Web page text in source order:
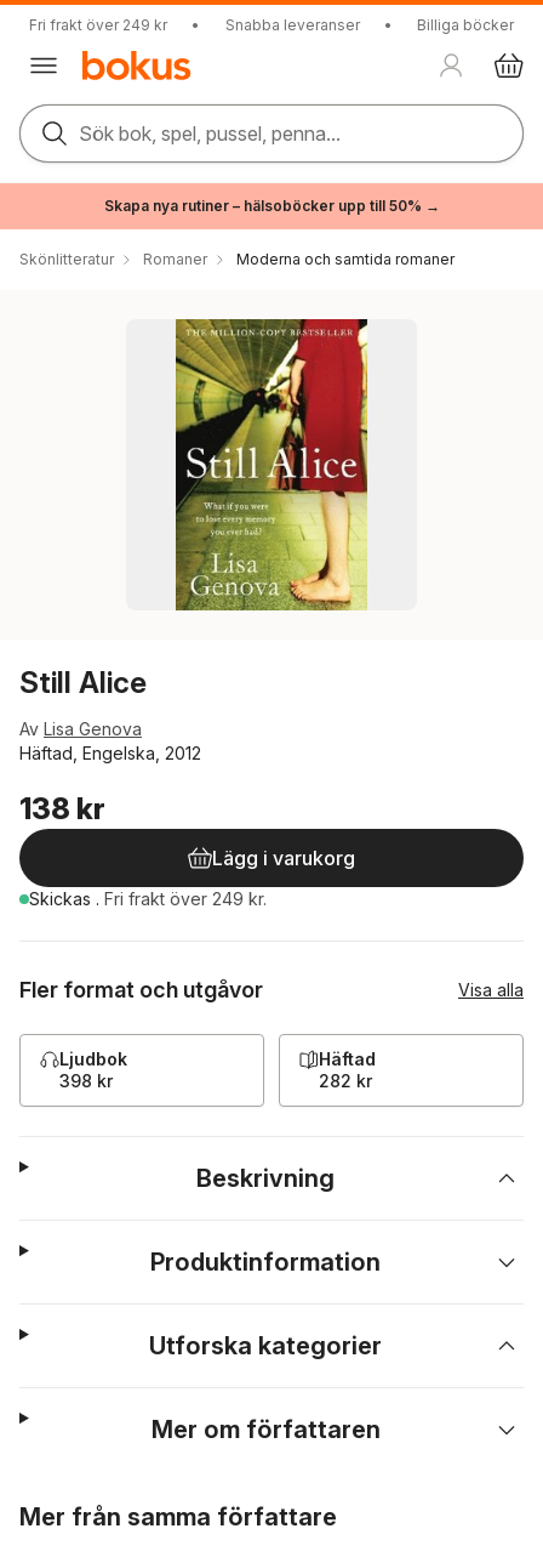
Fri frakt över 249 kr • Snabba leveranser • Billiga böcker
Sök bok, spel, pussel, penna...
Skapa nya rutiner – hälsoböcker upp till 50% →
Skönlitteratur Romaner Moderna och samtida romaner
Still Alice
Av Lisa Genova
Häftad, Engelska, 2012
138 kr
Lägg i varukorg
Skickas . Fri frakt över 249 kr.
Fler format och utgåvor Visa alla
Ljudbok
398 kr
Häftad
282 kr
Beskrivning
Produktinformation
Utforska kategorier
Mer om författaren
Mer från samma författare